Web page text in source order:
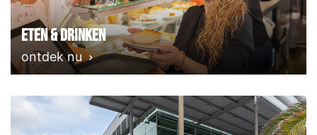
Eten & Drinken
ontdek nu